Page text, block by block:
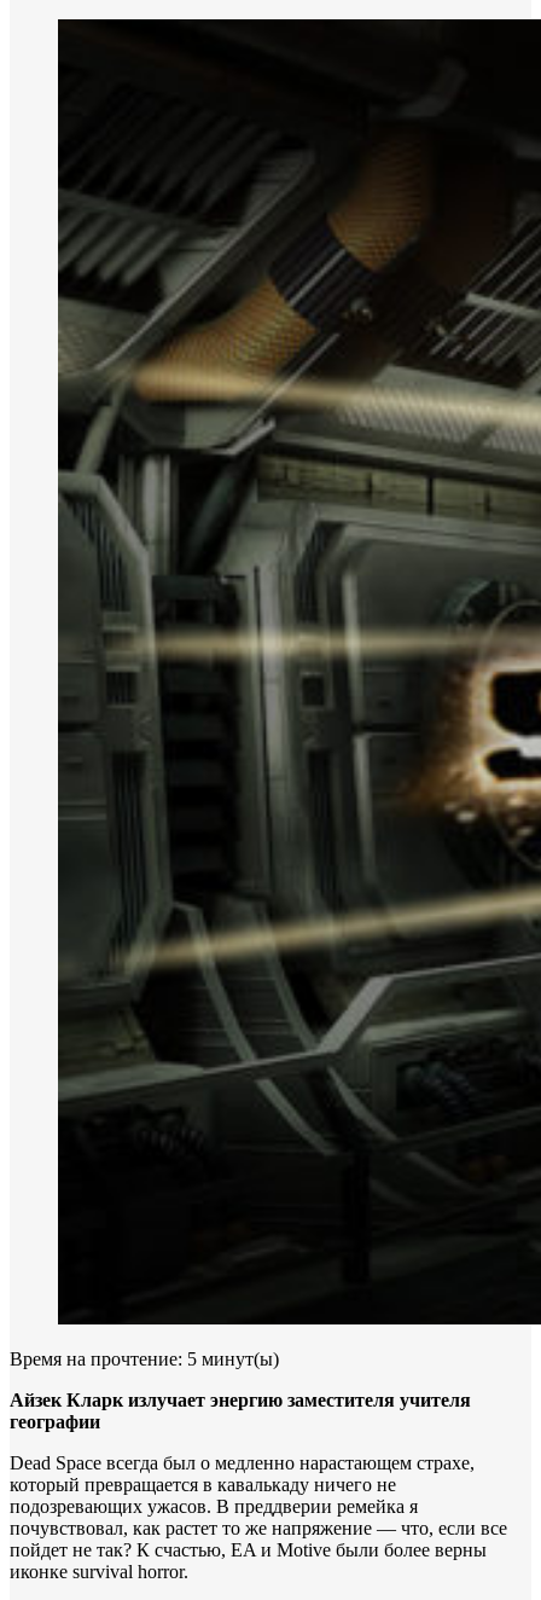
Время на прочтение: 5 минут(ы)
Айзек Кларк излучает энергию заместителя учителя
географии
Dead Space всегда был о медленно нарастающем страхе,
который превращается в кавалькаду ничего не
подозревающих ужасов. В преддверии ремейка я
почувствовал, как растет то же напряжение — что, если все
пойдет не так? К счастью, EA и Motive были более верны
иконке survival horror.